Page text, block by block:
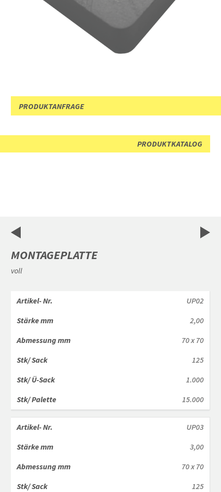
PRODUKTANFRAGE
PRODUKTKATALOG
MONTAGEPLATTE
voll
UP02
2,00
70 x 70
125
1.000
15.000
UP03
3,00
70 x 70
125